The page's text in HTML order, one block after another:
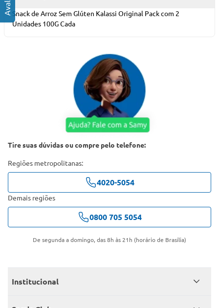
Snack de Arroz Sem Glúten Kalassi Original Pack com 2
Unidades 100G Cada
Tire suas dúvidas ou compre pelo telefone:
Regiões metropolitanas:
4020-5054
Demais regiões
0800 705 5054
De segunda a domingo, das 8h às 21h (horário de Brasília)
Institucional
Quem somos